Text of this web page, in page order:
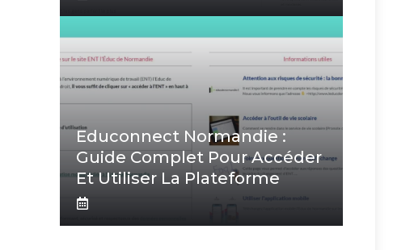
Educonnect Normandie :
Guide Complet Pour Accéder
Et Utiliser La Plateforme